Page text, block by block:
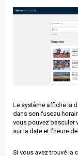
Le système affiche la
dans son fuseau
vous pouvez basculer
sur la date et l’heure
Si vous avez trouvé la